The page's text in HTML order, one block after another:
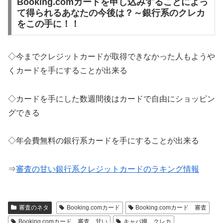
て得られるあなたの今後は？～銀行系のクレカ
をこの手に！！
◇今までクレジットカードが取得できなかった人もようや
くカードを手にすることが出来る
◇カードを手にした数週間後はカードで自由にショッピン
グできる
◇年会費無料の銀行系カードを手にすることが出来る
⇒審査の甘い銀行系クレジットカードのラキング情報
審査のネタ Booking.comカード
Booking.comカード 審査
Booking.comカード 審査 甘い
キャバ嬢 クレカ